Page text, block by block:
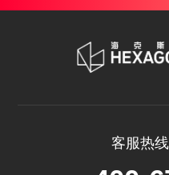
客服热线